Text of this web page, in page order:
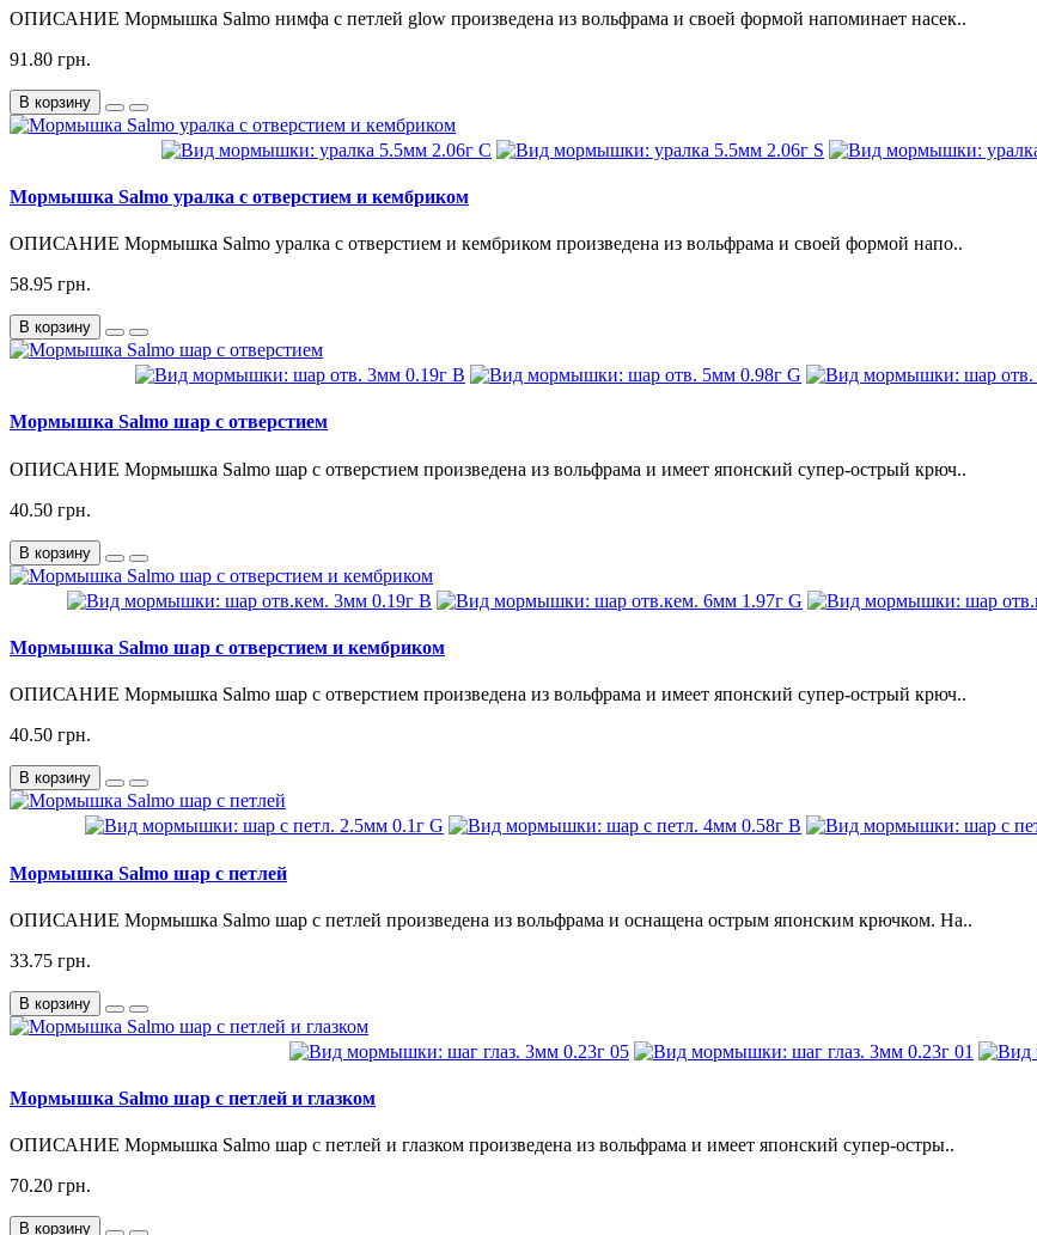
ОПИСАНИЕ Мормышка Salmo нимфа с петлей glow произведена из вольфрама и своей формой напоминает насек..
91.80 грн.
В корзину
Мормышка Salmo уралка с отверстием и кембриком
ОПИСАНИЕ Мормышка Salmo уралка с отверстием и кембриком произведена из вольфрама и своей формой напо..
58.95 грн.
В корзину
Мормышка Salmo шар с отверстием
ОПИСАНИЕ Мормышка Salmo шар с отверстием произведена из вольфрама и имеет японский супер-острый крюч..
40.50 грн.
В корзину
Мормышка Salmo шар с отверстием и кембриком
ОПИСАНИЕ Мормышка Salmo шар с отверстием произведена из вольфрама и имеет японский супер-острый крюч..
40.50 грн.
В корзину
Мормышка Salmo шар с петлей
ОПИСАНИЕ Мормышка Salmo шар с петлей произведена из вольфрама и оснащена острым японским крючком. На..
33.75 грн.
В корзину
Мормышка Salmo шар с петлей и глазком
ОПИСАНИЕ Мормышка Salmo шар с петлей и глазком произведена из вольфрама и имеет японский супер-остры..
70.20 грн.
В корзину